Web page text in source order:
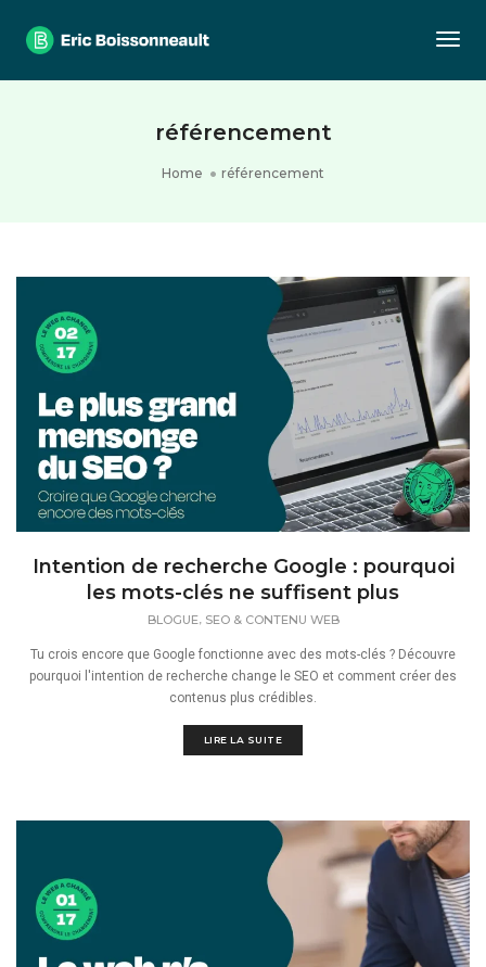
référencement
Home référencement
Intention de recherche Google : pourquoi
les mots-clés ne suffisent plus
BLOGUE, SEO & CONTENU WEB
Tu crois encore que Google fonctionne avec des mots-clés ? Découvre
pourquoi l'intention de recherche change le SEO et comment créer des
contenus plus crédibles.
LIRE LA SUITE